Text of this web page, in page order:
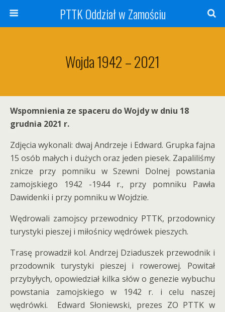
PTTK Oddział w Zamościu
Wojda 1942 – 2021
Wspomnienia ze spaceru do Wojdy w dniu 18
grudnia 2021 r.
Zdjęcia wykonali: dwaj Andrzeje i Edward. Grupka fajna
15 osób małych i dużych oraz jeden piesek. Zapaliliśmy
znicze przy pomniku w Szewni Dolnej powstania
zamojskiego 1942 -1944 r., przy pomniku Pawła
Dawidenki i przy pomniku w Wojdzie.
Wędrowali zamojscy przewodnicy PTTK, przodownicy
turystyki pieszej i miłośnicy wędrówek pieszych.
Trasę prowadził kol. Andrzej Dziaduszek przewodnik i
przodownik turystyki pieszej i rowerowej. Powitał
przybyłych, opowiedział kilka słów o genezie wybuchu
powstania zamojskiego w 1942 r. i celu naszej
wędrówki. Edward Słoniewski, prezes ZO PTTK w